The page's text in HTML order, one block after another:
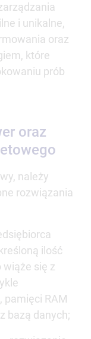
i unikalne,
oraz
które
prób
oraz
należy
rozwiązania
ilość
wiąże się z
pamięci RAM
bazą danych;